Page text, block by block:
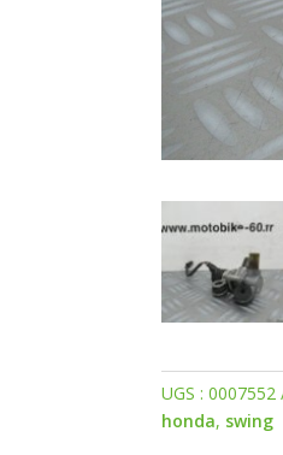
UGS :0007552
honda, swing